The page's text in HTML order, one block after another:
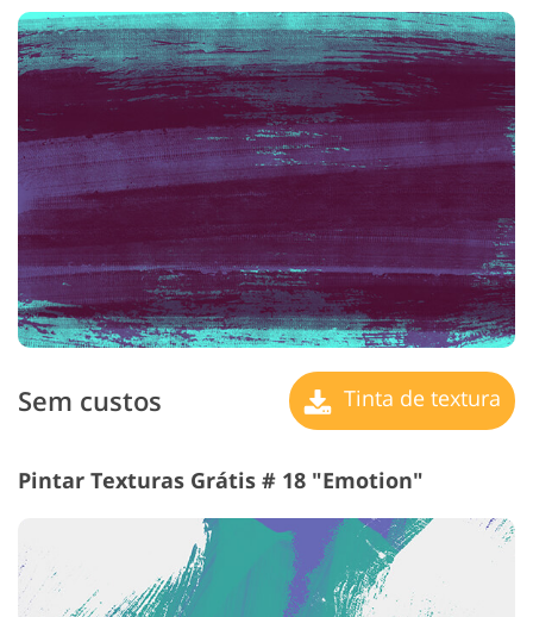
Sem custos Tinta de textura
Pintar Texturas Grátis # 18 "Emotion"